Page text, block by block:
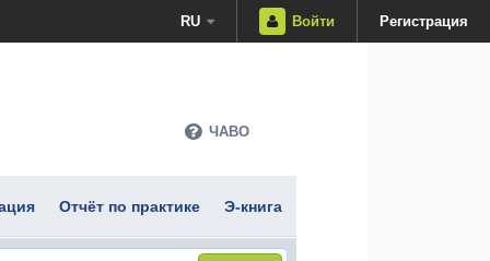
RU Войти Регистрация
ЧАВО
Отчёт по практике Э-книга